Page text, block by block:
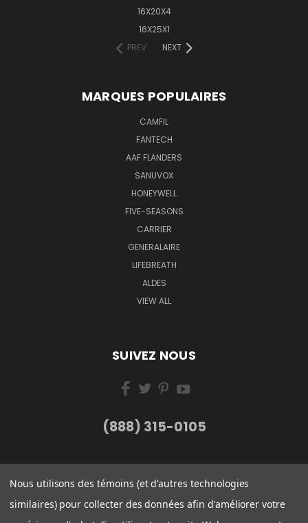
16X20X4
16X25X1
PREV
NEXT
MARQUES POPULAIRES
CAMFIL
FANTECH
AAF FLANDERS
SANUVOX
HONEYWELL
FIVE-SEASONS
CARRIER
GENERALAIRE
LIFEBREATH
ALDES
VIEW ALL
SUIVEZ NOUS
(888) 315-0105
Nous utilisons des témoins (et d'autres technologies
similaires) pour collecter des données afin d'améliorer votre